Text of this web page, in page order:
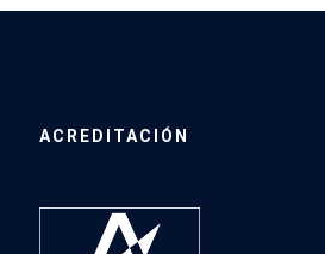
ACREDITACIÓN